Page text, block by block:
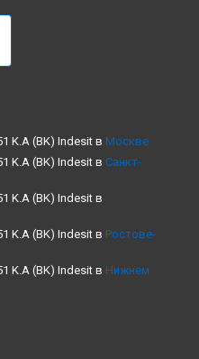
K.A (BK) Indesit в Москве
K.A (BK) Indesit в Санкт-
K.A (BK) Indesit в
K.A (BK) Indesit в Ростове-
K.A (BK) Indesit в Нижнем